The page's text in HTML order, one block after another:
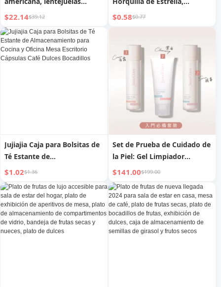
dulces de Navidad, top
versátil de manga larga,
sudadera
$22.14$39.12
Accesorios para el Cabello de
Dulces Niñas
$0.58$0.77
Jujiajia Caja para Bolsitas de
Té Estante de
Almacenamiento para
Cocina y Oficina Mesa
Escritorio Cápsulas Café
Dulces Bocadillos
$1.02$1.36
Set de Prueba de Cuidado de
la Piel: Gel Limpiador
Purificante de Hamamelis,
Sérum Revitalizante
Milagroso de Ginseng y
Crema Calmante Hidratante
de Almendras Dulces
$141.00$199.00